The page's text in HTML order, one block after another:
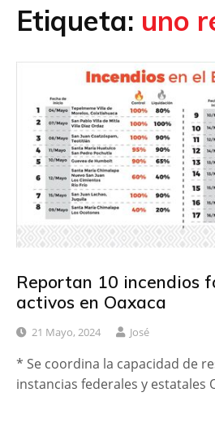
Etiqueta: uno
Reportan 10 incendios
activos en Oaxaca
21 Mayo, 2024 José
* Se coordina la capacidad de
instancias federales y estatales